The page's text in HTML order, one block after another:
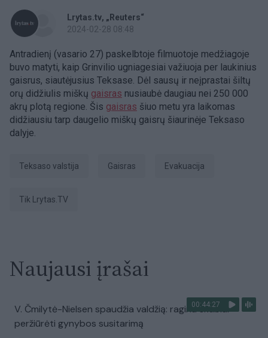
Lrytas.tv „Reuters“
2024-02-28 08:48
Antradienį (vasario 27) paskelbtoje filmuotoje medžiagoje
buvo matyti, kaip Grinvilio ugniagesiai važiuoja per laukinius
gaisrus, siautėjusius Teksase. Dėl sausų ir neįprastai šiltų
orų didžiulis miškų gaisras nusiaubė daugiau nei 250 000
akrų plotą regione. Šis gaisras šiuo metu yra laikomas
didžiausiu tarp daugelio miškų gaisrų šiaurinėje Teksaso
dalyje.
Teksaso valstija Gaisras evakuacija
tik Lrytas.TV
Naujausi įrašai
00:44:27
V. Čmilytė-Nielsen spaudžia valdžią: ragina skubiai
peržiūrėti gynybos susitarimą